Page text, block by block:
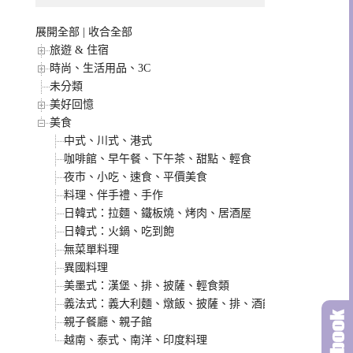
展開全部
收合全部
旅遊 & 住宿
時尚、生活用品、3C
未分類
美好回憶
美食
中式、川式、港式
咖啡館、早午餐、下午茶、甜點、輕食
夜市、小吃、速食、平價美食
料理、伴手禮、手作
日韓式：拉麵、鐵板燒、烤肉、居酒屋
日韓式：火鍋、吃到飽
無菜單料理
異國料理
美墨式：漢堡、排、披薩、輕食類
義法式：義大利麵、燉飯、披薩、排、酒館類
親子餐廳、親子館
越南、泰式、南洋、印度料理